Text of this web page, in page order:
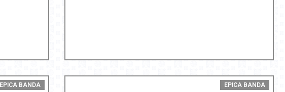
EPICA BANDA EPICA BANDA